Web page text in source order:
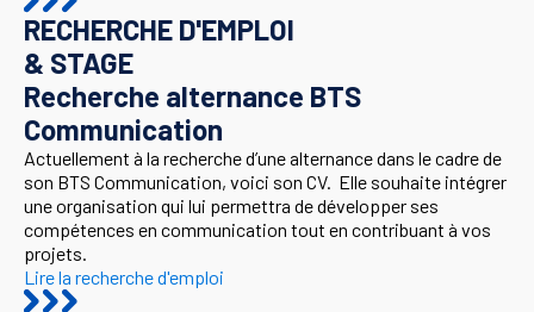
RECHERCHE D'EMPLOI
& STAGE
Recherche alternance BTS
Communication
Actuellement à la recherche d’une alternance dans le cadre de
son BTS Communication, voici son CV. Elle souhaite intégrer
une organisation qui lui permettra de développer ses
compétences en communication tout en contribuant à vos
projets.
Lire la recherche d'emploi